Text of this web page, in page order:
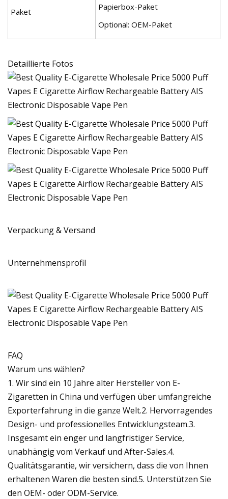
Paket
Papierbox-Paket
Optional: OEM-Paket
Detaillierte Fotos
Verpackung & Versand
Unternehmensprofil
FAQ
Warum uns wählen?
1. Wir sind ein 10 Jahre alter Hersteller von E-
Zigaretten in China und verfügen über umfangreiche
Exporterfahrung in die ganze Welt.2. Hervorragendes
Design- und professionelles Entwicklungsteam.3.
Insgesamt ein enger und langfristiger Service,
unabhängig vom Verkauf und After-Sales.4.
Qualitätsgarantie, wir versichern, dass die von Ihnen
erhaltenen Waren die besten sind.5. Unterstützen Sie
den OEM- oder ODM-Service.